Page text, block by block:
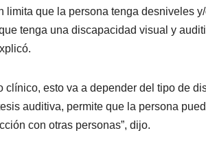
limita que la persona tenga desniveles
tenga una discapacidad visual y
clínico, esto va a depender del tipo de
auditiva, permite que la persona
con otras personas”, dijo.